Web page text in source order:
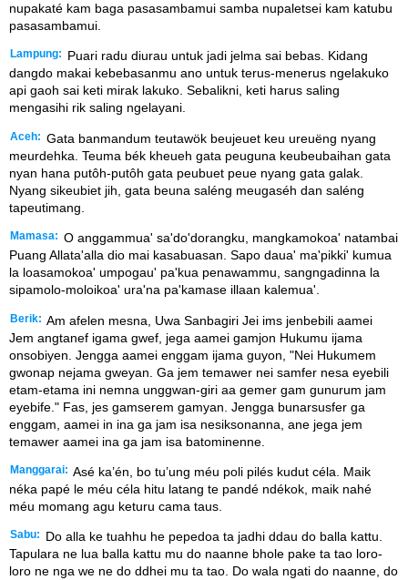
nupakaté kam baga pasasambamui samba nupaletsei kam katubu
pasasambamui.
Lampung:
Puari radu diurau untuk jadi jelma sai bebas. Kidang
dangdo makai kebebasanmu ano untuk terus-menerus ngelakuko
api gaoh sai keti mirak lakuko. Sebalikni, keti harus saling
mengasihi rik saling ngelayani.
Aceh: Gata banmandum teutawök beujeuet keu ureuëng nyang
meurdehka. Teuma bék kheueh gata peuguna keubeubaihan gata
nyan hana putôh-putôh gata peubuet peue nyang gata galak.
Nyang sikeubiet jih, gata beuna saléng meugaséh dan saléng
tapeutimang.
Mamasa: O anggammua' sa'do'dorangku, mangkamokoa' natambai
Puang Allata'alla dio mai kasabuasan. Sapo daua' ma'pikki' kumua
la loasamokoa' umpogau' pa'kua penawammu, sangngadinna la
sipamolo-moloikoa' ura'na pa'kamase illaan kalemua'.
Berik: Am afelen mesna, Uwa Sanbagiri Jei ims jenbebili aamei
Jem angtanef igama gwef, jega aamei gamjon Hukumu ijama
onsobiyen. Jengga aamei enggam ijama guyon, "Nei Hukumem
gwonap nejama gweyan. Ga jem temawer nei samfer nesa eyebili
etam-etama ini nemna unggwan-giri aa gemer gam gunurum jam
eyebife." Fas, jes gamserem gamyan. Jengga bunarsusfer ga
enggam, aamei in ina ga jam isa nesiksonanna, ane jega jem
temawer aamei ina ga jam isa batominenne.
Manggarai: Asé ka’én, bo tu’ung méu poli pilés kudut céla. Maik
néka papé le méu céla hitu latang te pandé ndékok, maik nahé
méu momang agu keturu cama taus.
Sabu:
Do alla ke tuahhu he pepedoa ta jadhi ddau do balla kattu.
Tapulara ne lua balla kattu mu do naanne bhole pake ta tao loro-
loro ne nga we ne do ddhei mu ta tao. Do wala ngati do naanne, do